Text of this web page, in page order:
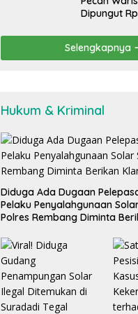
Dipungut
Boja Jadi
Selengkapnya
Hukum & Kriminal
Diduga Ada Dugaan
Pelaku Penyalahgunaan
Polres Rembang Diminta